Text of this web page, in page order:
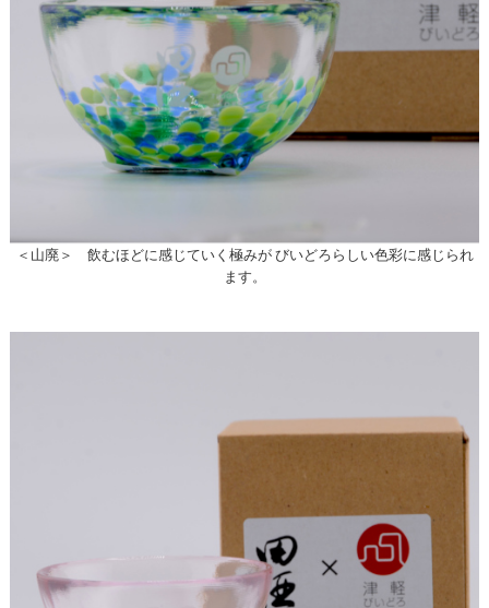
＜山廃＞ 飲むほどに感じていく極みが びいどろらしい色彩に感じられ
ます。